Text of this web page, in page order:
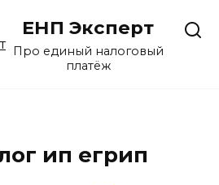
ЕНП Эксперт
Про единый налоговый
платёж
ип егрип